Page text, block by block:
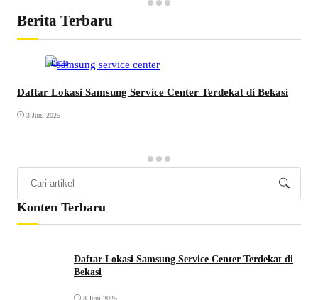
Berita Terbaru
Berita
Daftar Lokasi Samsung Service Center Terdekat di Bekasi
3 Juni 2025
Konten Terbaru
Daftar Lokasi Samsung Service Center Terdekat di
Bekasi
3 Juni 2025